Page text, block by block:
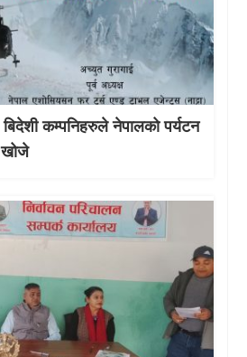
कम्पनिहरुले नेपालको पर्यटन
खोजे